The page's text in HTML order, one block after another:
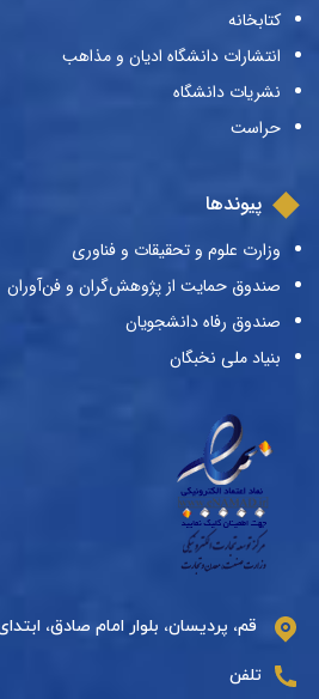
کتابخانه
انتشارات دانشگاه ادیان و مذاهب
نشریات دانشگاه
حراست
پیوندها
وزارت علوم و تحقیقات و فناوری
صندوق حمایت از پژوهش‌گران و فن‌آوران
صندوق رفاه دانشجویان
بنیاد ملی نخبگان
قم، پردیسان، بلوار امام صادق،
تلفن